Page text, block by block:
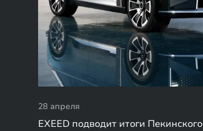
28 апреля
EXEED подводит итоги Пекинского